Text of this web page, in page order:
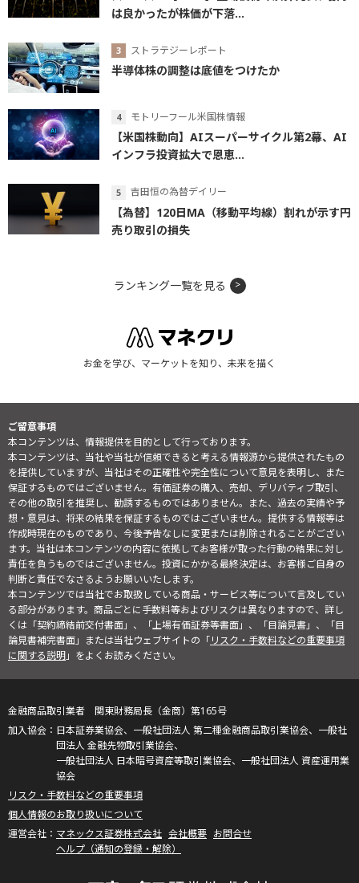
は良かったが株価が下落...
ストラテジーレポート
半導体株の調整は底値をつけたか
モトリーフール米国株情報
【米国株動向】AIスーパーサイクル第2幕、AI
インフラ投資拡大で恩恵...
吉田恒の為替デイリー
【為替】120日MA（移動平均線）割れが示す円
売り取引の損失
ランキング一覧を見る
お金を学び、マーケットを知り、未来を描く
ご留意事項
本コンテンツは、情報提供を目的として行っております。
本コンテンツは、当社や当社が信頼できると考える情報源から提供されたもの
を提供していますが、当社はその正確性や完全性について意見を表明し、また
保証するものではございません。有価証券の購入、売却、デリバティブ取引、
その他の取引を推奨し、勧誘するものではありません。また、過去の実績や予
想・意見は、将来の結果を保証するものではございません。提供する情報等は
作成時現在のものであり、今後予告なしに変更または削除されることがござい
ます。当社は本コンテンツの内容に依拠してお客様が取った行動の結果に対し
責任を負うものではございません。投資にかかる最終決定は、お客様ご自身の
判断と責任でなさるようお願いいたします。
本コンテンツでは当社でお取扱している商品・サービス等について言及してい
る部分があります。商品ごとに手数料等およびリスクは異なりますので、詳し
くは「契約締結前交付書面」、「上場有価証券等書面」、「目論見書」、「目
論見書補完書面」または当社ウェブサイトの「リスク・手数料などの重要事項
に関する説明」をよくお読みください。
金融商品取引業者 関東財務局長（金商）第165号
日本証券業協会、一般社団法人 第二種金融商品取引業協会、一般社
団法人 金融先物取引業協会、
一般社団法人 日本暗号資産等取引業協会、一般社団法人 資産運用業
協会
リスク・手数料などの重要事項
個人情報のお取り扱いについて
マネックス証券株式会社 会社概要 お問合せ
ヘルプ（通知の登録・解除）